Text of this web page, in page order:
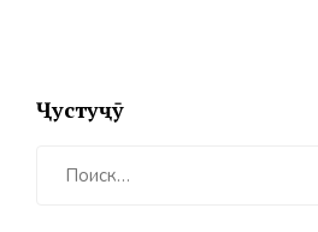
Ҷустуҷӯ